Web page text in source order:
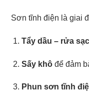
Sơn tĩnh điện là giai
Tẩy dầu – rửa
Sấy khôđể đảm
Phun sơn tĩnh